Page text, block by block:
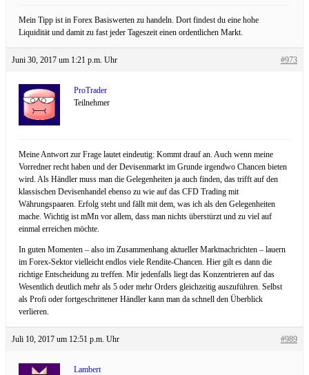
Mein Tipp ist in Forex Basiswerten zu handeln. Dort findest du eine hohe
Liquidität und damit zu fast jeder Tageszeit einen ordentlichen Markt.
Juni 30, 2017 um 1:21 p.m. Uhr #973
ProTrader
Teilnehmer
Meine Antwort zur Frage lautet eindeutig: Kommt drauf an. Auch wenn meine
Vorredner recht haben und der Devisenmarkt im Grunde irgendwo Chancen bieten
wird. Als Händler muss man die Gelegenheiten ja auch finden, das trifft auf den
klassischen Devisenhandel ebenso zu wie auf das CFD Trading mit
Währungspaaren. Erfolg steht und fällt mit dem, was ich als den Gelegenheiten
mache. Wichtig ist mMn vor allem, dass man nichts überstürzt und zu viel auf
einmal erreichen möchte.
In guten Momenten – also im Zusammenhang aktueller Marktnachrichten – lauern
im Forex-Sektor vielleicht endlos viele Rendite-Chancen. Hier gilt es dann die
richtige Entscheidung zu treffen. Mir jedenfalls liegt das Konzentrieren auf das
Wesentlich deutlich mehr als 5 oder mehr Orders gleichzeitig auszuführen. Selbst
als Profi oder fortgeschrittener Händler kann man da schnell den Überblick
verlieren.
Juli 10, 2017 um 12:51 p.m. Uhr #989
Lambert